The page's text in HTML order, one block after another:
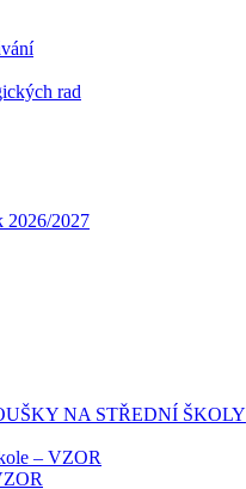
rad
2026/2027
NA STŘEDNÍ ŠKOLY
– VZOR